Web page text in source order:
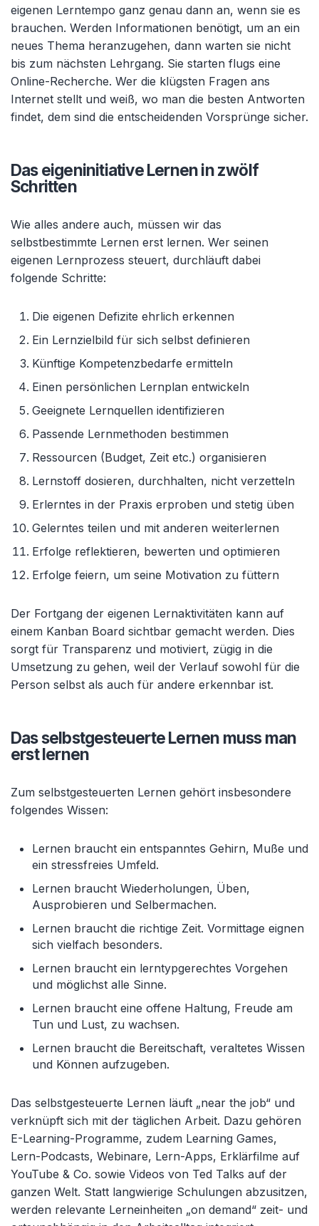
eigenen Lerntempo ganz genau dann an, wenn sie es
brauchen. Werden Informationen benötigt, um an ein
neues Thema heranzugehen, dann warten sie nicht
bis zum nächsten Lehrgang. Sie starten flugs eine
Online-Recherche. Wer die klügsten Fragen ans
Internet stellt und weiß, wo man die besten Antworten
findet, dem sind die entscheidenden Vorsprünge sicher.
Das eigeninitiative Lernen in zwölf
Schritten
Wie alles andere auch, müssen wir das
selbstbestimmte Lernen erst lernen. Wer seinen
eigenen Lernprozess steuert, durchläuft dabei
folgende Schritte:
Die eigenen Defizite ehrlich erkennen
Ein Lernzielbild für sich selbst definieren
Künftige Kompetenzbedarfe ermitteln
Einen persönlichen Lernplan entwickeln
Geeignete Lernquellen identifizieren
Passende Lernmethoden bestimmen
Ressourcen (Budget, Zeit etc.) organisieren
Lernstoff dosieren, durchhalten, nicht verzetteln
Erlerntes in der Praxis erproben und stetig üben
Gelerntes teilen und mit anderen weiterlernen
Erfolge reflektieren, bewerten und optimieren
Erfolge feiern, um seine Motivation zu füttern
Der Fortgang der eigenen Lernaktivitäten kann auf
einem Kanban Board sichtbar gemacht werden. Dies
sorgt für Transparenz und motiviert, zügig in die
Umsetzung zu gehen, weil der Verlauf sowohl für die
Person selbst als auch für andere erkennbar ist.
Das selbstgesteuerte Lernen muss man
erst lernen
Zum selbstgesteuerten Lernen gehört insbesondere
folgendes Wissen:
Lernen braucht ein entspanntes Gehirn, Muße und
ein stressfreies Umfeld.
Lernen braucht Wiederholungen, Üben,
Ausprobieren und Selbermachen.
Lernen braucht die richtige Zeit. Vormittage eignen
sich vielfach besonders.
Lernen braucht ein lerntypgerechtes Vorgehen
und möglichst alle Sinne.
Lernen braucht eine offene Haltung, Freude am
Tun und Lust, zu wachsen.
Lernen braucht die Bereitschaft, veraltetes Wissen
und Können aufzugeben.
Das selbstgesteuerte Lernen läuft „near the job“ und
verknüpft sich mit der täglichen Arbeit. Dazu gehören
E-Learning-Programme, zudem Learning Games,
Lern-Podcasts, Webinare, Lern-Apps, Erklärfilme auf
YouTube & Co. sowie Videos von Ted Talks auf der
ganzen Welt. Statt langwierige Schulungen abzusitzen,
werden relevante Lerneinheiten „on demand“ zeit- und